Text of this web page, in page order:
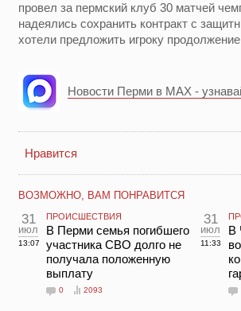
провел за пермский клуб 30 матчей
надеялись сохранить контракт с
хотели предложить игроку
Новости Перми в MAX -
Нравится
ВОЗМОЖНО, ВАМ ПОНРАВИТСЯ
31
июл
13:07
ПРОИСШЕСТВИЯ
В Перми семья погибшего
участника СВО долго не
получала положенную
выплату
0 2093
31
июл
11:33
В